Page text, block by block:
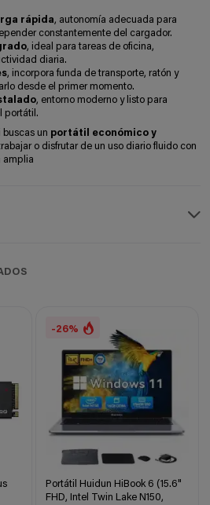
rápida, autonomía adecuada para
constantemente del cargador.
, ideal para tareas de oficina,
diaria.
, incorpora funda de transporte, ratón y
desde el primer momento.
, entorno moderno y listo para
portátil.
buscas un portátil económico y
o disfrutar de un uso diario fluido con
amplia
-26%
Portátil Huidun HiBook 6 (15.6"
FHD, Intel Twin Lake N150,